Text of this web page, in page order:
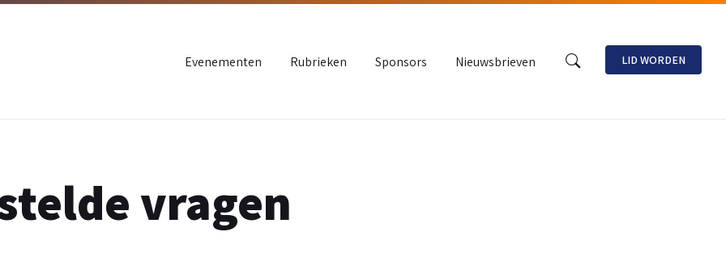
Evenementen
Rubrieken Sponsors Nieuwsbrieven LID WORDEN
vragen